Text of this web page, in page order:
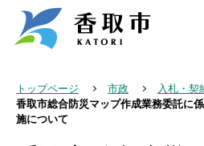
トップページ 市政 入札・契
香取市総合防災マップ作成業務委託に
施について